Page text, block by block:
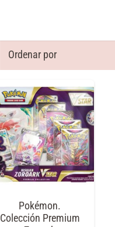
Pokémon.
Colección Premium